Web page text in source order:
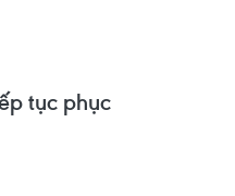
tục phục